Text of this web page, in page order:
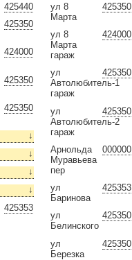
425440
425350
424000
425350
425350
↓
↓
↓
↓
425353
425350
ул 8
Марта
424000
ул 8
Марта
гараж
425350
ул
Автолюбитель-1
гараж
425350
ул
Автолюбитель-2
гараж
000000
Арнольда
Муравьева
пер
425353
ул
Баринова
425350
ул
Белинского
425350
ул
Березка